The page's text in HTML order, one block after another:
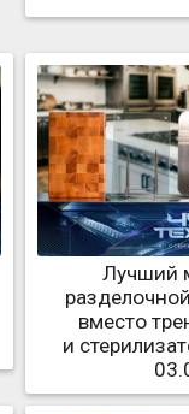
Лучший
вместо
и